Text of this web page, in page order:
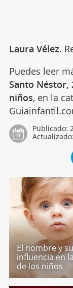
Laura Vélez.
Puedes leer
Santo Néstor,
niños, en la
Publicado:
Actualizado:
El nombre y su
influencia en
de los niños